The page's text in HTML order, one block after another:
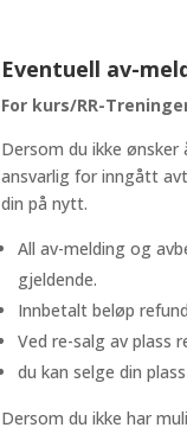
Eventuell av-
For kurs/RR-
Dersom du ikke
ansvarlig for inngått
din på nytt.
All av-melding og
gjeldende.
Innbetalt beløp
Ved re-salg av plass
du kan selge din
Dersom du ikke har